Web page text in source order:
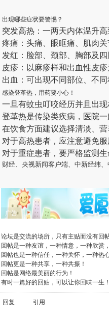
出现哪些症状要警惕？
突发高热 ：一两天内体温升
疼痛 ：头痛、眼眶痛、肌肉关
发红 ：脸部、颈部、胸部及
皮疹 ：以麻疹样和出血性皮
出血 ：可出现不同部位、不
感染登革热，用药要小心！
一旦有蚊虫叮咬经历并且出
登革热是传染类疾病，医院
在饮食方面建议选择清淡、营
对于高热患者，应注意避免
对于重症患者，要严格监测
财经、央视新闻客户端、中新经纬
广告
论坛是交流的场所，只有主贴而没有回
回帖是一种友谊，一种情意，一种欣赏
回帖也是一种信任，一种关怀，一种热
回帖更是一种共享，一种共振！
回帖是网络最美丽的行为！
有时一篇好的回贴，可以让你回味一生！
回复 引用